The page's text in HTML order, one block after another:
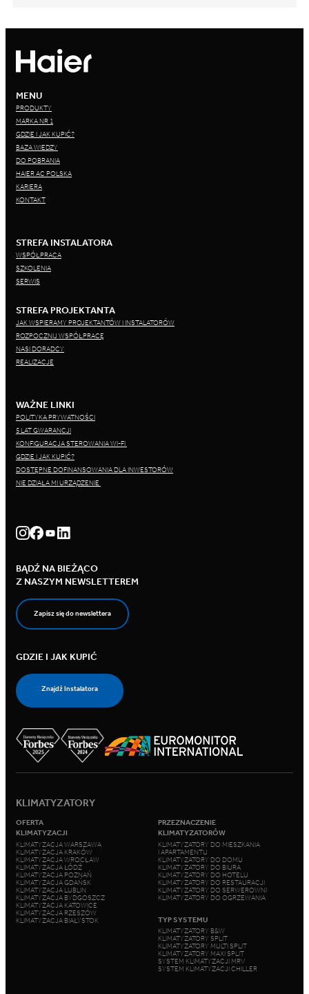
MENU
PRODUKTY
MARKA NR 1
GDZIE I JAK KUPIĆ?
BAZA WIEDZY
DO POBRANIA
HAIER AC POLSKA
KARIERA
KONTAKT
STREFA INSTALATORA
WSPÓŁPRACA
SZKOLENIA
SERWIS
STREFA PROJEKTANTA
JAK WSPIERAMY PROJEKTANTÓW I INSTALATORÓW
ROZPOCZNIJ WSPÓŁPRACĘ
NASI DORADCY
REALIZACJE
WAŻNE LINKI
POLITYKA PRYWATNOŚCI
5 LAT GWARANCJI
KONFIGURACJA STEROWANIA WI-FI
GDZIE I JAK KUPIĆ?
DOSTĘPNE DOFINANSOWANIA DLA INWESTORÓW
NIE DZIAŁA MI URZĄDZENIE
BĄDŹ NA BIEŻĄCO
Z NASZYM NEWSLETTEREM
Zapisz się do newslettera
GDZIE I JAK KUPIĆ
Znajdź Instalatora
KLIMATYZATORY
OFERTA
KLIMATYZACJI
KLIMATYZACJA WARSZAWA
KLIMATYZACJA KRAKÓW
KLIMATYZACJA WROCŁAW
KLIMATYZACJA ŁÓDŹ
KLIMATYZACJA POZNAŃ
KLIMATYZACJA GDAŃSK
KLIMATYZACJA LUBLIN
KLIMATYZACJA BYDGOSZCZ
KLIMATYZACJA KATOWICE
KLIMATYZACJA RZESZÓW
KLIMATYZACJA BIAŁYSTOK
PRZEZNACZENIE
KLIMATYZATORÓW
KLIMATYZATORY DO MIESZKANIA
I APARTAMENTU
KLIMATYZATORY DO DOMU
KLIMATYZATORY DO BIURA
KLIMATYZATORY DO HOTELU
KLIMATYZATORY DO RESTAURACJI
KLIMATYZATORY DO SERWEROWNI
KLIMATYZATORY DO OGRZEWANIA
TYP SYSTEMU
KLIMATYZATORY B&W
KLIMATYZATORY SPLIT
KLIMATYZATORY MULTI SPLIT
KLIMATYZATORY MAXI SPLIT
SYSTEM KLIMATYZACJI MRV
SYSTEM KLIMATYZACJI CHILLER